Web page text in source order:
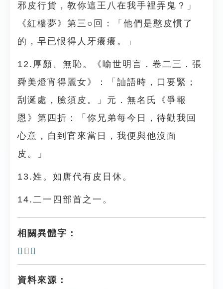
邪皮行貨，教你這王八在我手裡弄鬼？」
《紅樓夢》第三○回：「他們是憨皮慣了
的，早已恨得人牙癢癢。」
12.厚顏、無恥。《喻世明言．卷二三．張
舜美燈宵得麗女》：「訕語時，口要緊；
刮涎處，臉須皮。」元．無名氏《爭報
恩》第四折：「你兄弟每今日，待勸我回
心意，自到官來當日，我便與他沒面
皮。」
13.姓。如唐代有皮日休。
14.二一四部首之一。
相關異體字：
𠰎 、 𥬖
資料來源：